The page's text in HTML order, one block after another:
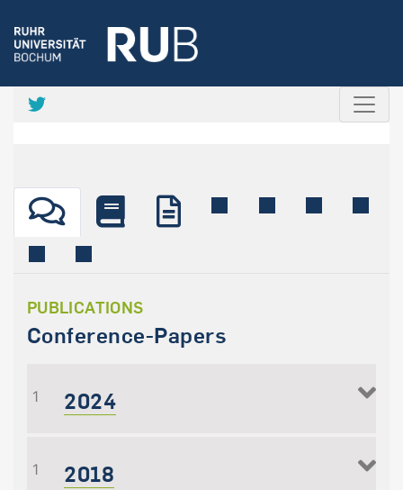
PUBLICATIONS
Conference-Papers
1 2024
1 2018